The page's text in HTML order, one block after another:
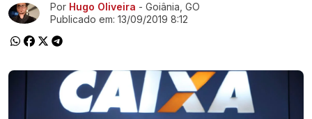
Ir direto pra matéria
Por Hugo Oliveira - Goiânia, GO
Publicado em: 13/09/2019 8:12